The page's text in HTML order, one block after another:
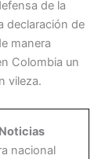
de la
declaración de
manera
Colombia un
vileza.
nacional